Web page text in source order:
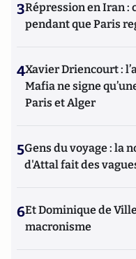
3Répression en Iran :
pendant que Paris
4Xavier Driencourt :
Mafia ne signe
Paris et Alger
5Gens du voyage : la
d'Attal fait des
6Et Dominique de
macronisme